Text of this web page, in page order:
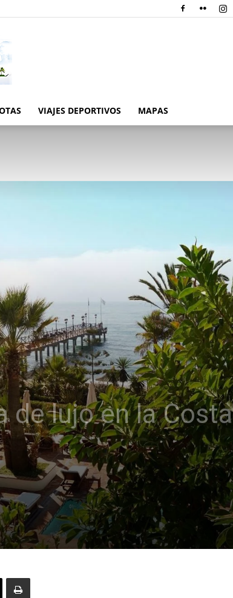
VIAJES DEPORTIVOS MAPAS
de lujo en la Costa